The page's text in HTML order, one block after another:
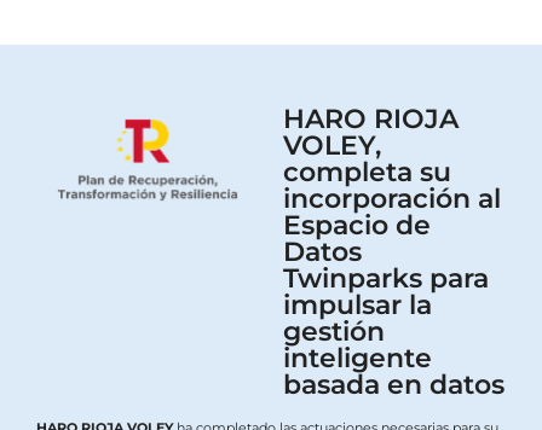
HARO RIOJA
VOLEY,
completa su
incorporación al
Espacio de
Datos
Twinparks para
impulsar la
gestión
inteligente
basada en datos